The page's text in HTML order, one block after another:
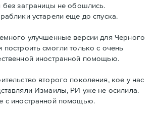
без заграницы не обошлись.
устарели еще до спуска.
улучшенные версии для Черного
построить смогли только с очень
иностранной помощью.
второго поколения, кое у нас
Измаилы, РИ уже не осилила.
с иностранной помощью.